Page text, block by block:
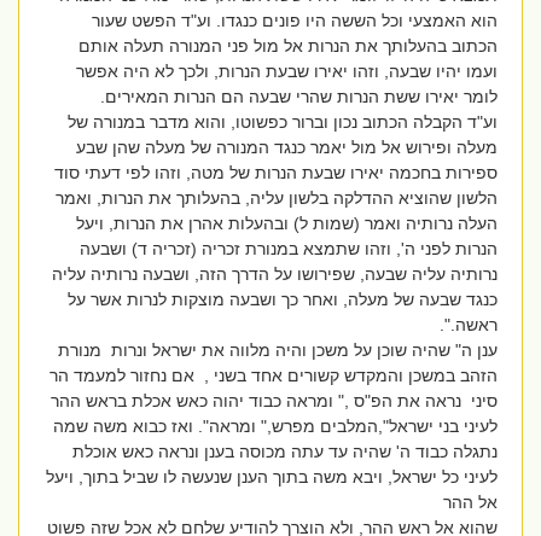
הוא האמצעי וכל הששה היו פונים כנגדו. וע"ד הפשט שעור
הכתוב בהעלותך את הנרות אל מול פני המנורה תעלה אותם
ועמו יהיו שבעה, וזהו יאירו שבעת הנרות, ולכך לא היה אפשר
לומר יאירו ששת הנרות שהרי שבעה הם הנרות המאירים.
וע"ד הקבלה הכתוב נכון וברור כפשוטו, והוא מדבר במנורה של
מעלה ופירוש אל מול יאמר כנגד המנורה של מעלה שהן שבע
ספירות בחכמה יאירו שבעת הנרות של מטה, וזהו לפי דעתי סוד
הלשון שהוציא ההדלקה בלשון עליה, בהעלותך את הנרות, ואמר
העלה נרותיה ואמר (שמות ל) ובהעלות אהרן את הנרות, ויעל
הנרות לפני ה', וזהו שתמצא במנורת זכריה (זכריה ד) ושבעה
נרותיה עליה שבעה, שפירושו על הדרך הזה, ושבעה נרותיה עליה
כנגד שבעה של מעלה, ואחר כך ושבעה מוצקות לנרות אשר על
ראשה.".
ענן ה" שהיה שוכן על משכן והיה מלווה את ישראל ונרות מנורת
הזהב במשכן והמקדש קשורים אחד בשני , אם נחזור למעמד הר
סיני נראה את הפ"ס ," ומראה כבוד יהוה כאש אכלת בראש ההר
לעיני בני ישראל",המלבים מפרש," ומראה". ואז כבוא משה שמה
נתגלה כבוד ה' שהיה עד עתה מכוסה בענן ונראה כאש אוכלת
לעיני כל ישראל, ויבא משה בתוך הענן שנעשה לו שביל בתוך, ויעל
אל ההר
שהוא אל ראש ההר, ולא הוצרך להודיע שלחם לא אכל שזה פשוט